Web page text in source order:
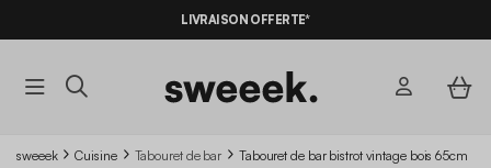
LIVRAISON OFFERTE*
sweeek Cuisine Tabouret de bar Tabouret de bar bistrot vintage bois 65cm